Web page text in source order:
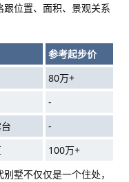
位置、面积、景观关系
参考起步价
80万+
-
-
100万+
墅不仅仅是一个住处，